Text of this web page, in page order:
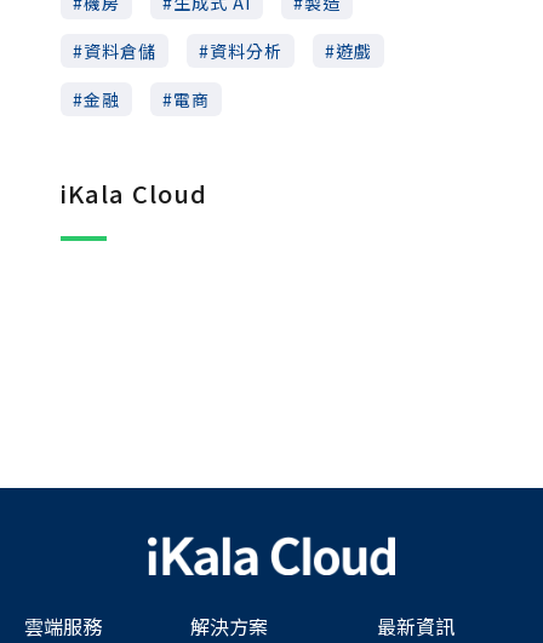
資料倉儲
資料分析
遊戲
金融
電商
iKala Cloud
雲端服務 解決方案 最新資訊